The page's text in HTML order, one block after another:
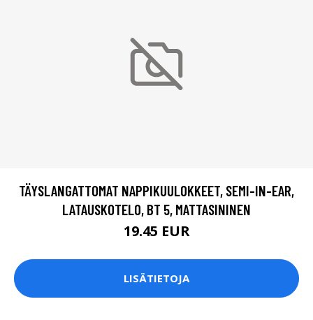
TÄYSLANGATTOMAT NAPPIKUULOKKEET, SEMI-IN-EAR,
LATAUSKOTELO, BT 5, MATTASININEN
19.45 EUR
LISÄTIETOJA